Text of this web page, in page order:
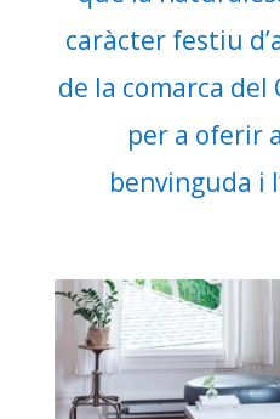
caràcter festiu
de la comarca del
per a oferir
benvinguda i